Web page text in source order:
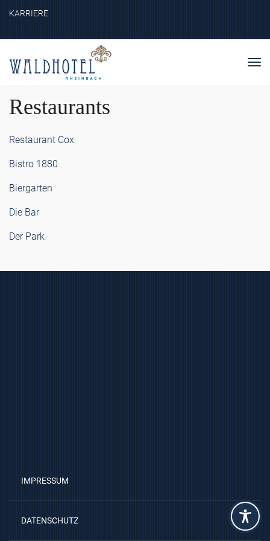
KARRIERE
Restaurants
Restaurant Cox
Bistro 1880
Biergarten
Die Bar
Der Park
IMPRESSUM
DATENSCHUTZ